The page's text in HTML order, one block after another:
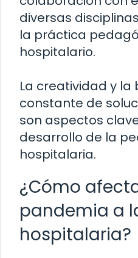
diversas
la práctica
hospitalario.
La creatividad y la
constante de
son aspectos
desarrollo de la
hospitalaria.
¿Cómo
pandemia a
hospitalaria?